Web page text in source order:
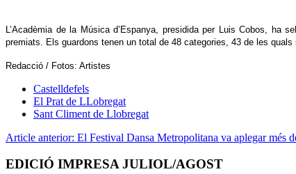
L’Acadèmia de la Música d’Espanya, presidida per Luis Cobos,
premiats. Els guardons tenen un total de 48 categories, 43 de les
Redacció / Fotos: Artistes
Castelldefels
El Prat de LLobregat
Sant Climent de Llobregat
Article anterior: El Festival Dansa Metropolitana va aplegar més
EDICIÓ IMPRESA JULIOL/AGOST